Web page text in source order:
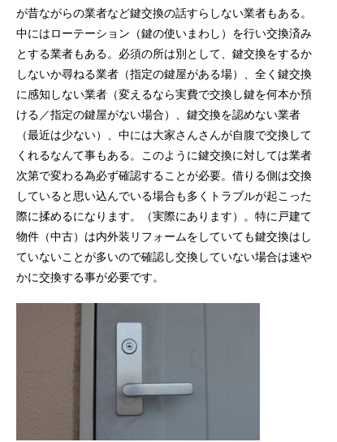
が昔ながらの業者など鍵交換の話すらしない業者もある。
中にはローテーション（鍵の使いまわし）を行い交換済み
とする業者もある。必須の所は別として、鍵交換をするか
しないか尋ねる業者（指定の鍵屋がある場）、全く鍵交換
に感知しない業者（変えるなら実費で交換し鍵を何本か預
ける／指定の鍵屋がない場合）、鍵交換を認めない業者
（最近は少ない）、中には大家さんさんが自腹で交換して
くれるなんて事もある。このように鍵交換に対しては業者
次第で変わる為必ず確認することが必要。借りる側は交換
していると思い込んでいる場合も多くトラブルが起こった
際に揉めるになります。（実際にあります）。特に戸建て
物件（中古）は内外装リフォームをしていても鍵交換はし
ていないことが多いので確認し交換していない場合は速や
かに交換する事が必要です。